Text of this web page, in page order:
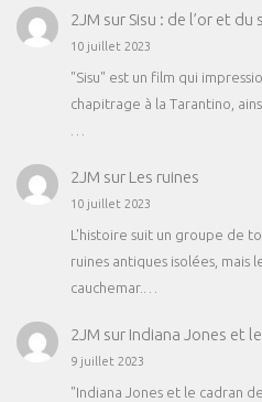
2JM sur Sisu : de l’or et du
10 juillet 2023
"Sisu" est un film qui
chapitrage à la Tarantino,
2JM sur Les ruines
10 juillet 2023
L'histoire suit un groupe de
ruines antiques isolées,
cauchemar.…
2JM sur Indiana Jones et
9 juillet 2023
"Indiana Jones et le cadran